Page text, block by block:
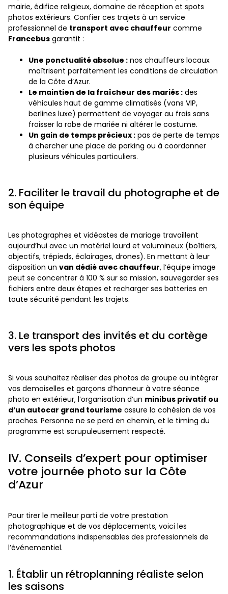
mairie, édifice religieux, domaine de réception et spots
photos extérieurs. Confier ces trajets à un service
professionnel de transport avec chauffeur comme
Francebus garantit :
Une ponctualité absolue : nos chauffeurs locaux
maîtrisent parfaitement les conditions de circulation
de la Côte d’Azur.
Le maintien de la fraîcheur des mariés : des
véhicules haut de gamme climatisés (vans VIP,
berlines luxe) permettent de voyager au frais sans
froisser la robe de mariée ni altérer le costume.
Un gain de temps précieux : pas de perte de temps
à chercher une place de parking ou à coordonner
plusieurs véhicules particuliers.
2. Faciliter le travail du photographe et de
son équipe
Les photographes et vidéastes de mariage travaillent
aujourd’hui avec un matériel lourd et volumineux (boîtiers,
objectifs, trépieds, éclairages, drones). En mettant à leur
disposition un van dédié avec chauffeur, l’équipe image
peut se concentrer à 100 % sur sa mission, sauvegarder ses
fichiers entre deux étapes et recharger ses batteries en
toute sécurité pendant les trajets.
3. Le transport des invités et du cortège
vers les spots photos
Si vous souhaitez réaliser des photos de groupe ou intégrer
vos demoiselles et garçons d’honneur à votre séance
photo en extérieur, l’organisation d’un minibus privatif ou
d’un autocar grand tourisme assure la cohésion de vos
proches. Personne ne se perd en chemin, et le timing du
programme est scrupuleusement respecté.
IV. Conseils d’expert pour optimiser
votre journée photo sur la Côte
d’Azur
Pour tirer le meilleur parti de votre prestation
photographique et de vos déplacements, voici les
recommandations indispensables des professionnels de
l’événementiel.
1. Établir un rétroplanning réaliste selon
les saisons